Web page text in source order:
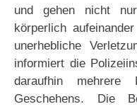
und gehen nicht
körperlich
unerhebliche
informiert die
daraufhin
Geschehens. Die